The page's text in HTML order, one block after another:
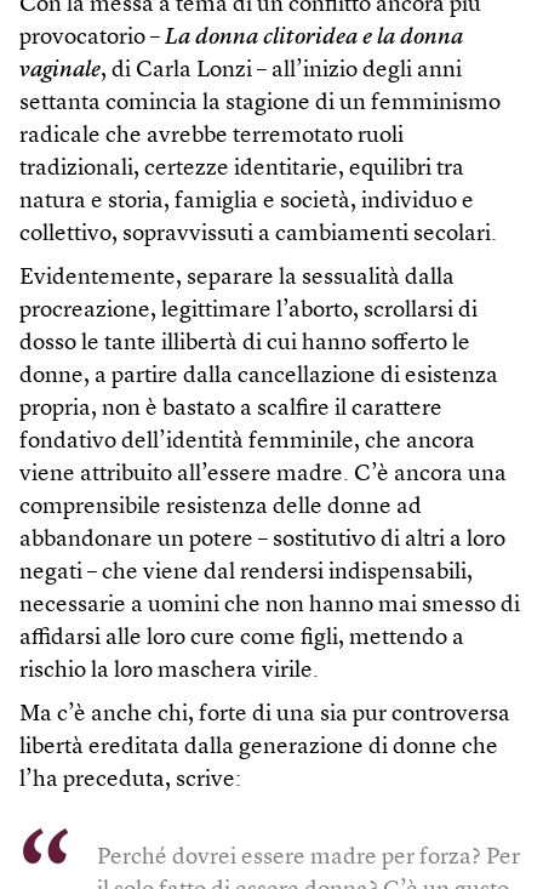
Con la messa a tema di un conflitto ancora più
provocatorio – La donna clitoridea e la donna
vaginale, di Carla Lonzi – all’inizio degli anni
settanta comincia la stagione di un femminismo
radicale che avrebbe terremotato ruoli
tradizionali, certezze identitarie, equilibri tra
natura e storia, famiglia e società, individuo e
collettivo, sopravvissuti a cambiamenti secolari.
Evidentemente, separare la sessualità dalla
procreazione, legittimare l’aborto, scrollarsi di
dosso le tante illibertà di cui hanno sofferto le
donne, a partire dalla cancellazione di esistenza
propria, non è bastato a scalfire il carattere
fondativo dell’identità femminile, che ancora
viene attribuito all’essere madre. C’è ancora una
comprensibile resistenza delle donne ad
abbandonare un potere – sostitutivo di altri a loro
negati – che viene dal rendersi indispensabili,
necessarie a uomini che non hanno mai smesso di
affidarsi alle loro cure come figli, mettendo a
rischio la loro maschera virile.
Ma c’è anche chi, forte di una sia pur controversa
libertà ereditata dalla generazione di donne che
l’ha preceduta, scrive:
Perché dovrei essere madre per forza? Per